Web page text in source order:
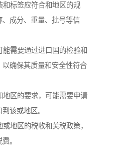
和标签应符合和地区的规
成分、重量、批号等信
需要通过进口国的检验和
确保其质量和安全性符合
区的要求，可能需要申请
该或地区。
地区的税收和关税政策，
。